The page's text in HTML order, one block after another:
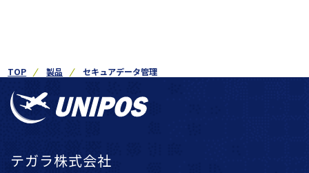
TOP 製品 セキュアデータ管理
テガラ株式会社